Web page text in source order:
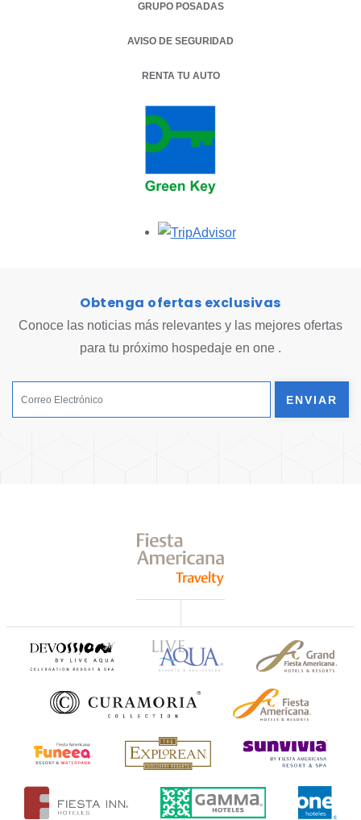
GRUPO POSADAS
AVISO DE SEGURIDAD
RENTA TU AUTO
OPENS IN A NEW TAB.
Opens in a new tab.
Obtenga ofertas exclusivas
Conoce las noticias más relevantes y las mejores ofertas
para tu próximo hospedaje en one .
ENVIAR